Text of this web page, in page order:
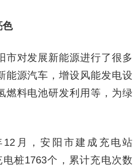
对发展新能源进行了很多
能源汽车，增设风能发电设
燃料电池研发利用等，为绿
月，安阳市建成充电站
电桩1763个，累计充电次数